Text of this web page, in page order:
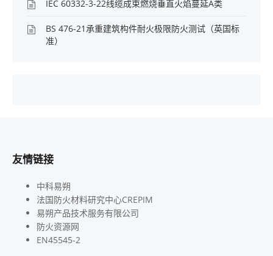
IEC 60332-3-22线缆成束燃烧垂直火焰蔓延A类
BS 476-21承重建筑构件耐火极限防火测试（英国标
准）
友情链接
中科易朔
法国防火材料研究中心CREPIM
易朔产品技术服务有限公司
防火资源网
EN45545-2